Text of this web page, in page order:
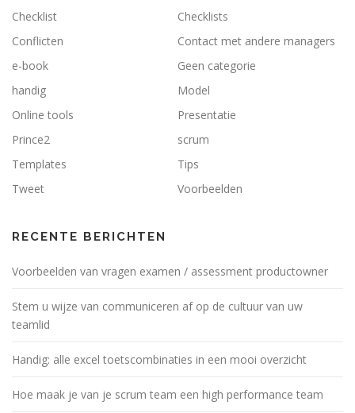
Checklist
Checklists
Conflicten
Contact met andere managers
e-book
Geen categorie
handig
Model
Online tools
Presentatie
Prince2
scrum
Templates
Tips
Tweet
Voorbeelden
RECENTE BERICHTEN
Voorbeelden van vragen examen / assessment productowner
Stem u wijze van communiceren af op de cultuur van uw
teamlid
Handig: alle excel toetscombinaties in een mooi overzicht
Hoe maak je van je scrum team een high performance team